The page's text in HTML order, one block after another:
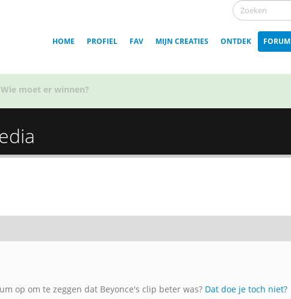
HOME PROFIEL FAV MIJN CREATIES ONTDEK FORUM
Kamuy ben jij?
op om te zeggen dat Beyonce's clip beter was? Dat doe je toch niet?